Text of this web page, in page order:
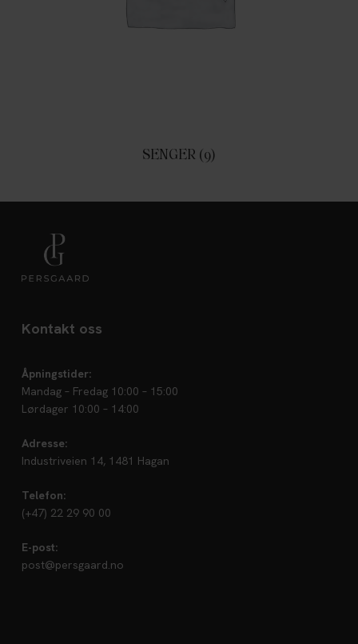
SENGER (9)
Kontakt oss
Åpningstider:
Mandag – Fredag 10:00 – 15:00
Lørdager 10:00 – 14:00
Adresse:
Industriveien 14, 1481 Hagan
Telefon:
(+47) 22 29 90 00
E-post:
post@persgaard.no